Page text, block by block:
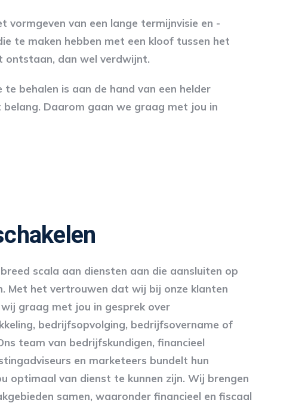
vormgeven van een lange termijnvisie en -
te maken hebben met een kloof tussen het
ontstaan, dan wel verdwijnt.
behalen is aan de hand van een helder
Daarom gaan we graag met jou in
scala aan diensten aan die aansluiten op
Met het vertrouwen dat wij bij onze klanten
graag met jou in gesprek over
bedrijfsopvolging, bedrijfsovername of
team van bedrijfskundigen, financieel
en marketeers bundelt hun
optimaal van dienst te kunnen zijn. Wij brengen
samen, waaronder financieel en fiscaal